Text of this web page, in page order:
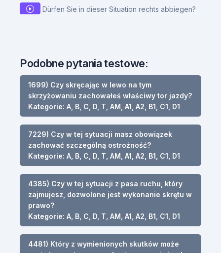
Dürfen Sie in dieser Situation rechts abbiegen?
Podobne pytania testowe:
1699) Czy skręcając w lewo na tym
skrzyżowaniu zachowałeś właściwy tor jazdy?
Kategorie: A, B, C, D, T, AM, A1, A2, B1, C1, D1
7229) Czy w tej sytuacji masz obowiązek
zachować szczególną ostrożność?
Kategorie: A, B, C, D, T, AM, A1, A2, B1, C1, D1
4385) Czy w tej sytuacji z pasa ruchu, który
zajmujesz, dozwolone jest wykonanie skrętu w
prawo?
Kategorie: A, B, C, D, T, AM, A1, A2, B1, C1, D1
4481) Który z wymienionych skutków może